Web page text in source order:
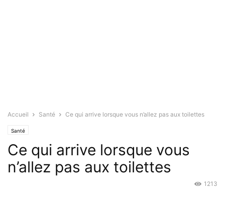
Accueil Santé Ce qui arrive lorsque vous n’allez pas aux toilettes
Santé
Ce qui arrive lorsque vous
n’allez pas aux toilettes
1213